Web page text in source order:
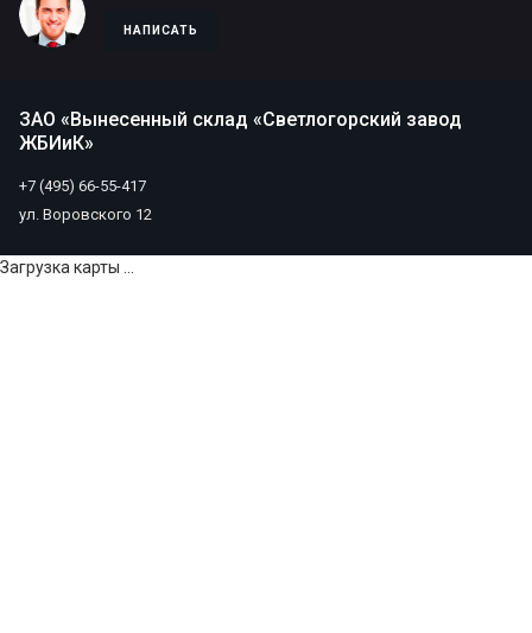
НАПИСАТЬ
ЗАО «Вынесенный склад «Светлогорский завод
ЖБИиК»
+7 (495) 66-55-417
ул. Воровского 12
Загрузка карты ...